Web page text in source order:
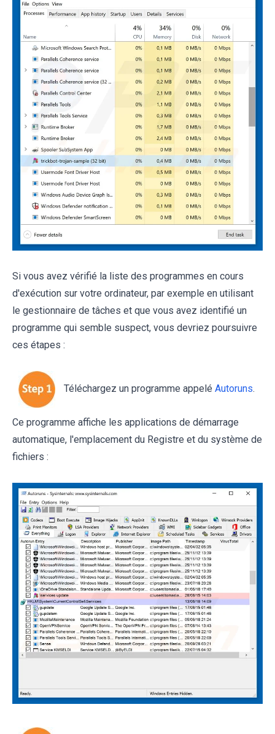
Si vous avez vérifié la liste des programmes en cours
d'exécution sur votre ordinateur, par exemple en utilisant
le gestionnaire de tâches et que vous avez identifié un
programme qui semble suspect, vous devriez poursuivre
ces étapes :
Téléchargez un programme appelé Autoruns.
Ce programme affiche les applications de démarrage
automatique, l'emplacement du Registre et du système de
fichiers :